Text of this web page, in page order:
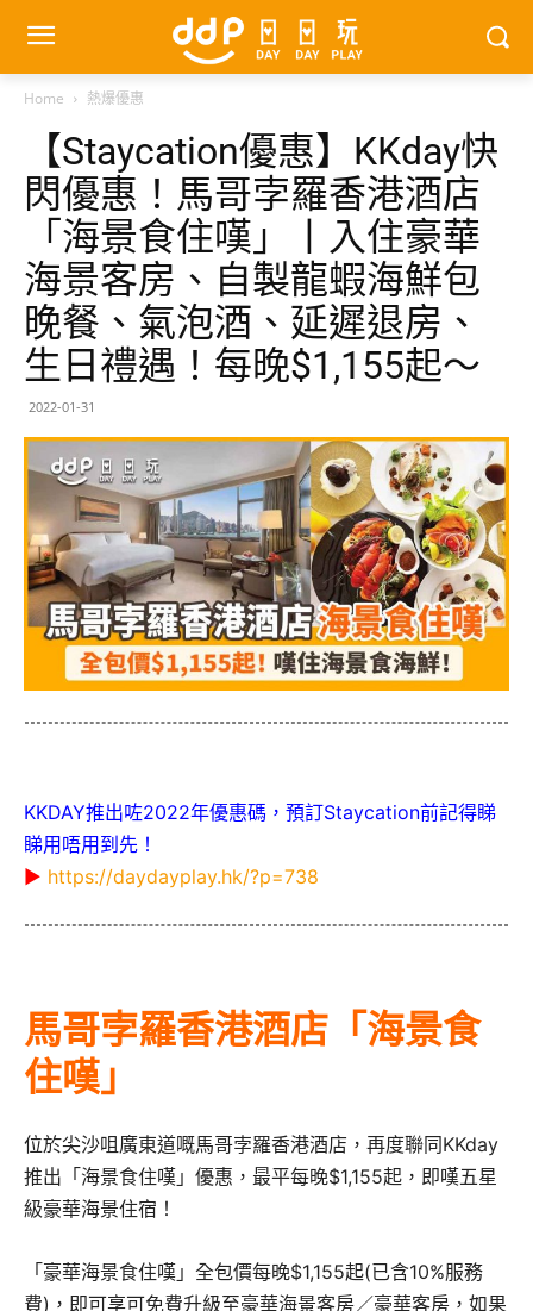
Home 熱爆優惠
【Staycation優惠】KKday快
閃優惠！馬哥孛羅香港酒店
「海景食住嘆」丨入住豪華
海景客房、自製龍蝦海鮮包
晚餐、氣泡酒、延遲退房、
生日禮遇！每晚$1,155起～
2022-01-31
KKDAY推出咗2022年優惠碼，預訂Staycation前記得睇
睇用唔用到先！
▶ https://daydayplay.hk/?p=738
馬哥孛羅香港酒店「海景食
住嘆」
位於尖沙咀廣東道嘅馬哥孛羅香港酒店，再度聯同KKday
推出「海景食住嘆」優惠，最平每晚$1,155起，即嘆五星
級豪華海景住宿！
「豪華海景食住嘆」全包價每晚$1,155起(已含10%服務
費)，即可享可免費升級至豪華海景客房／豪華客房，如果